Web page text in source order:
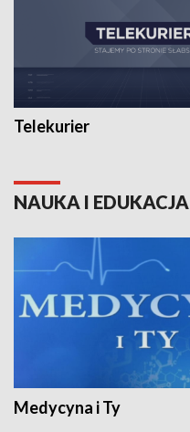
Telekurier
NAUKA I EDUKACJA
Medycyna i Ty